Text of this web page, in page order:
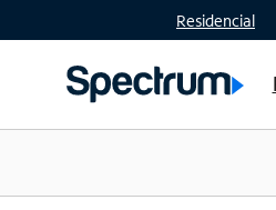
Residencial